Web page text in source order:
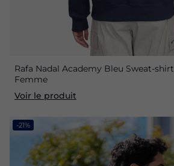
Rafa Nadal Academy Bleu Sweat-shirt
Femme
Voir le produit
-21%